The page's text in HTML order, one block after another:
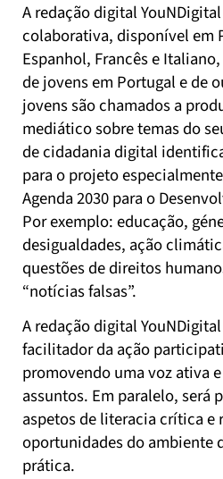
A redação digital
colaborativa, disponível em
Espanhol, Francês e
de jovens em Portugal e de
jovens são chamados a
mediático sobre temas do
de cidadania digital
para o projeto
Agenda 2030 para o
Por exemplo: educação,
desigualdades, ação
questões de direitos
“notícias falsas”.
A redação digital
facilitador da ação
promovendo uma voz ativa
assuntos. Em paralelo, será
aspetos de literacia crítica e
oportunidades do ambiente
prática.